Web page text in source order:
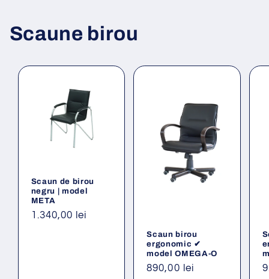
Scaune birou
Scaun de birou
negru | model
META
Preț
1.340,00 lei
Scaun birou
ergonomic ✔
model OMEGA-O
Preț
890,00 lei